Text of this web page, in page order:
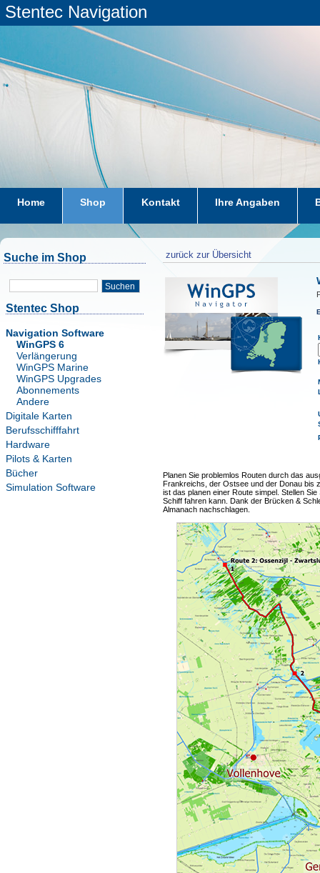
Stentec Navigation
Home Shop Kontakt Ihre Angaben
Suche im Shop
Suchen
Stentec Shop
Navigation Software
WinGPS 6
Verlängerung
WinGPS Marine
WinGPS Upgrades
Abonnements
Andere
Digitale Karten
Berufsschifffahrt
Hardware
Pilots & Karten
Bücher
Simulation Software
zurück zur Übersicht
Planen Sie problemlos Routen durch das
Frankreichs, der Ostsee und der Donau bis
ist das planen einer Route simpel. Stellen
Schiff fahren kann. Dank der Brücken &
Almanach nachschlagen.